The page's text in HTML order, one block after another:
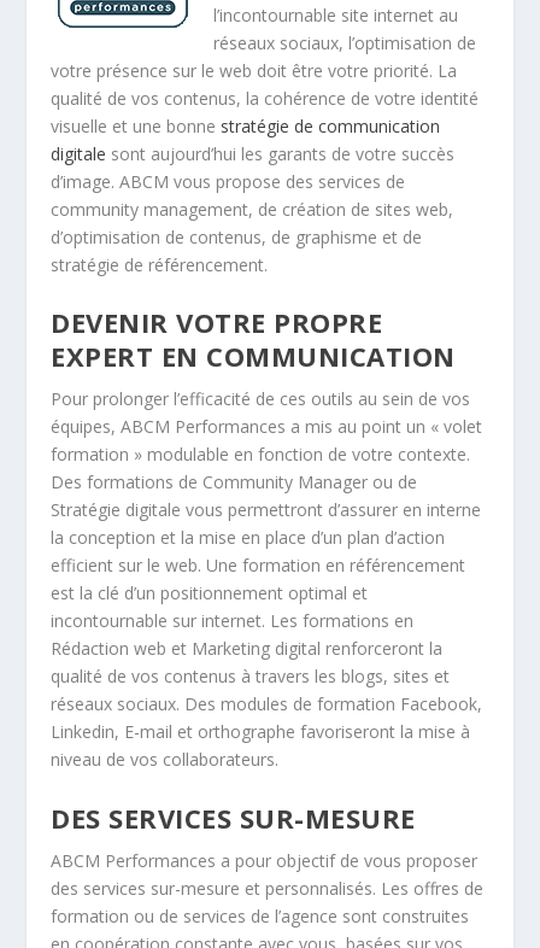
l’incontournable site internet au
réseaux sociaux, l’optimisation de
votre présence sur le web doit être votre priorité. La
qualité de vos contenus, la cohérence de votre identité
visuelle et une bonne stratégie de communication
digitale sont aujourd’hui les garants de votre succès
d’image. ABCM vous propose des services de
community management, de création de sites web,
d’optimisation de contenus, de graphisme et de
stratégie de référencement.
DEVENIR VOTRE PROPRE
EXPERT EN COMMUNICATION
Pour prolonger l’efficacité de ces outils au sein de vos
équipes, ABCM Performances a mis au point un « volet
formation » modulable en fonction de votre contexte.
Des formations de Community Manager ou de
Stratégie digitale vous permettront d’assurer en interne
la conception et la mise en place d’un plan d’action
efficient sur le web. Une formation en référencement
est la clé d’un positionnement optimal et
incontournable sur internet. Les formations en
Rédaction web et Marketing digital renforceront la
qualité de vos contenus à travers les blogs, sites et
réseaux sociaux. Des modules de formation Facebook,
Linkedin, E-mail et orthographe favoriseront la mise à
niveau de vos collaborateurs.
DES SERVICES SUR-MESURE
ABCM Performances a pour objectif de vous proposer
des services sur-mesure et personnalisés. Les offres de
formation ou de services de l’agence sont construites